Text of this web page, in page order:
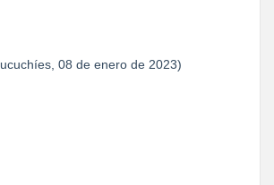
08 de enero de 2023)